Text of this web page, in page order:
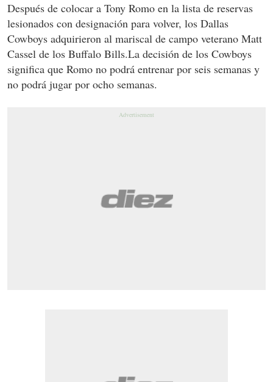
Después de colocar a Tony Romo en la lista de reservas
lesionados con designación para volver, los Dallas
Cowboys adquirieron al mariscal de campo veterano Matt
Cassel de los Buffalo Bills.La decisión de los Cowboys
significa que Romo no podrá entrenar por seis semanas y
no podrá jugar por ocho semanas.